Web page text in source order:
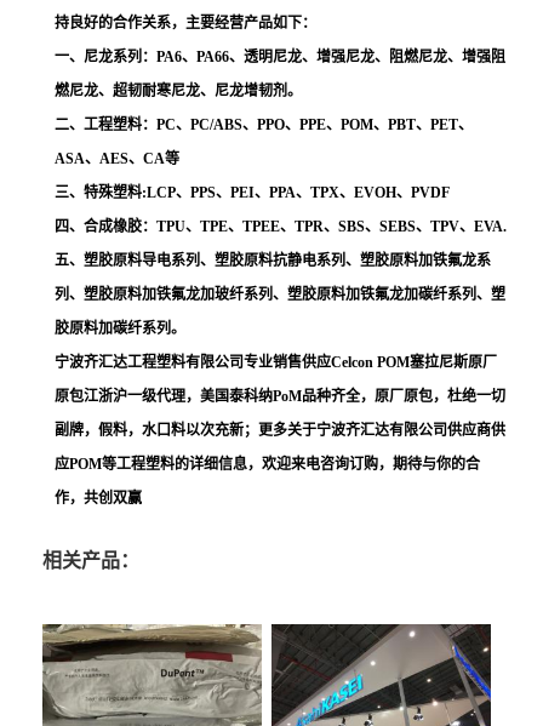
持良好的合作关系，主要经营产品如下：
一、尼龙系列：PA6、PA66、透明尼龙、增强尼龙、阻燃尼龙、增强阻
燃尼龙、超韧耐寒尼龙、尼龙增韧剂。
二、工程塑料：PC、PC/ABS、PPO、PPE、POM、PBT、PET、
ASA、AES、CA等
三、特殊塑料:LCP、PPS、PEI、PPA、TPX、EVOH、PVDF
四、合成橡胶：TPU、TPE、TPEE、TPR、SBS、SEBS、TPV、EVA.
五、塑胶原料导电系列、塑胶原料抗静电系列、塑胶原料加铁氟龙系
列、塑胶原料加铁氟龙加玻纤系列、塑胶原料加铁氟龙加碳纤系列、塑
胶原料加碳纤系列。
宁波齐汇达工程塑料有限公司专业销售供应Celcon POM塞拉尼斯原厂
原包江浙沪一级代理，美国泰科纳PoM品种齐全，原厂原包，杜绝一切
副牌，假料，水口料以次充新；更多关于宁波齐汇达有限公司供应商供
应POM等工程塑料的详细信息，欢迎来电咨询订购，期待与你的合
作，共创双赢
相关产品：